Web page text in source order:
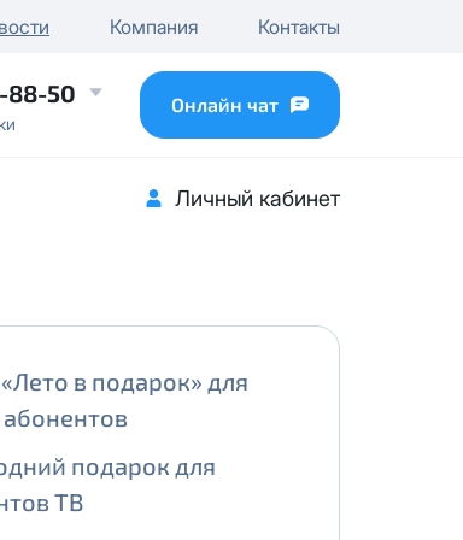
Компания Контакты
88-50 Онлайн чат
Личный кабинет
в подарок» для
подарок для
ТВ
IP
...